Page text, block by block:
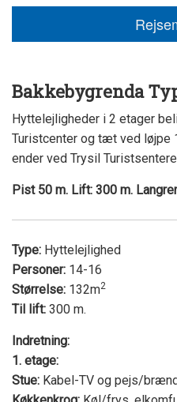
Bakkebygrenda
Hyttelejligheder i 2 etager
Turistcenter og tæt ved løjpe
ender ved Trysil
Pist 50 m. Lift: 300 m.
Type: Hyttelejlighed
Personer: 14-16
Størrelse: 132m2
Til lift: 300 m.
Indretning:
1. etage:
Stue: Kabel-TV og pejs/